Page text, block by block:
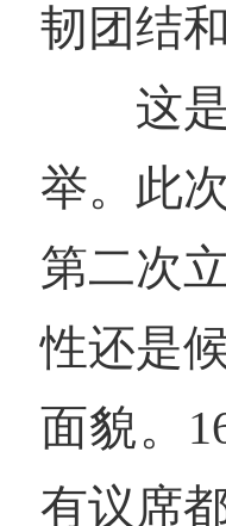
韧团结
这
举。此
第二次
性还是
面貌。
有议席